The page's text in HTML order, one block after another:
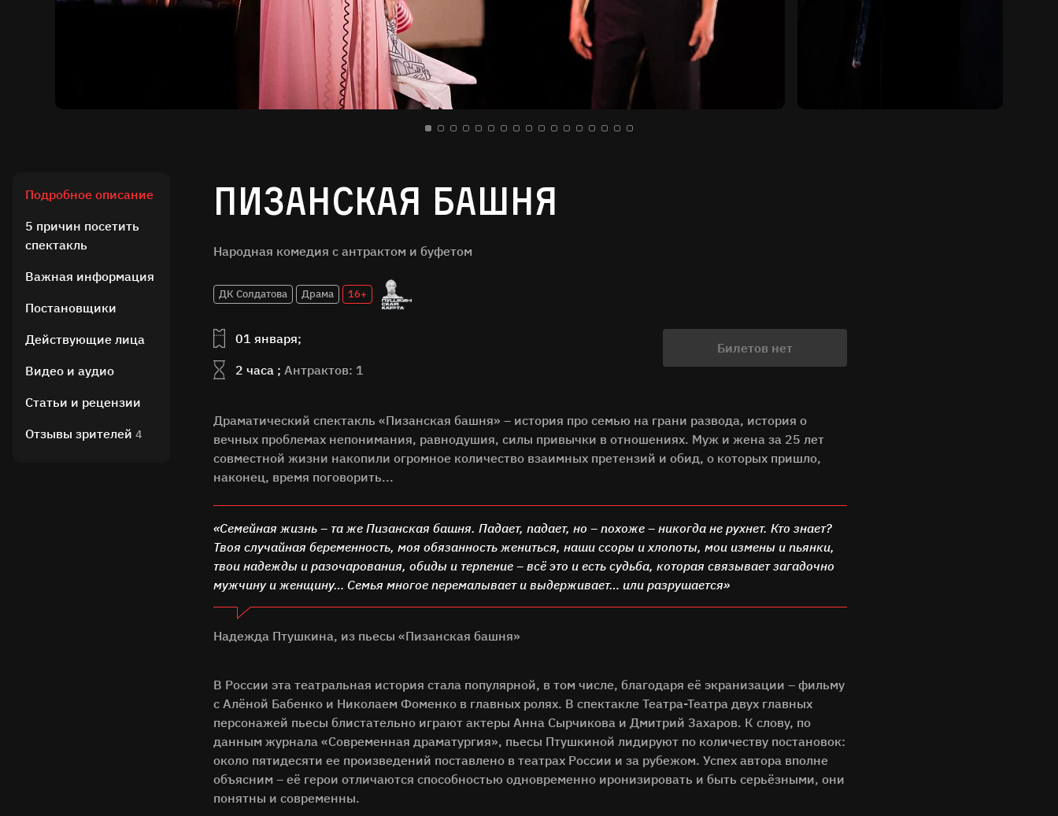
Подробное описание
5 причин посетить
спектакль
Важная информация
Постановщики
Действующие лица
Видео и аудио
Статьи и рецензии
Отзывы зрителей 4
Пизанская башня
Народная комедия с антрактом и буфетом
ДК Солдатова Драма 16+
01 января;
2 часа ; Антрактов: 1
Билетов нет
Драматический спектакль «Пизанская башня» – история про семью на грани развода, история о
вечных проблемах непонимания, равнодушия, силы привычки в отношениях. Муж и жена за 25 лет
совместной жизни накопили огромное количество взаимных претензий и обид, о которых пришло,
наконец, время поговорить...
«Семейная жизнь – та же Пизанская башня. Падает, падает, но – похоже – никогда не рухнет. Кто знает?
Твоя случайная беременность, моя обязанность жениться, наши ссоры и хлопоты, мои измены и пьянки,
твои надежды и разочарования, обиды и терпение – всё это и есть судьба, которая связывает загадочно
мужчину и женщину… Семья многое перемалывает и выдерживает… или разрушается»
Надежда Птушкина, из пьесы «Пизанская башня»
В России эта театральная история стала популярной, в том числе, благодаря её экранизации – фильму
с Алёной Бабенко и Николаем Фоменко в главных ролях. В спектакле Театра-Театра двух главных
персонажей пьесы блистательно играют актеры Анна Сырчикова и Дмитрий Захаров. К слову, по
данным журнала «Современная драматургия», пьесы Птушкиной лидируют по количеству постановок:
около пятидесяти ее произведений поставлено в театрах России и за рубежом. Успех автора вполне
объясним – её герои отличаются способностью одновременно иронизировать и быть серьёзными, они
понятны и современны.